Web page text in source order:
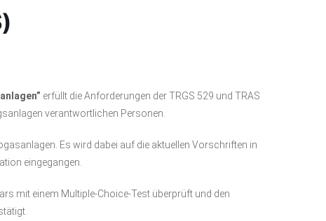
erfüllt die Anforderungen der TRGS 529 und TRAS
verantwortlichen Personen.
Es wird dabei auf die aktuellen Vorschriften in
eingegangen.
mit einem Multiple-Choice-Test überprüft und den